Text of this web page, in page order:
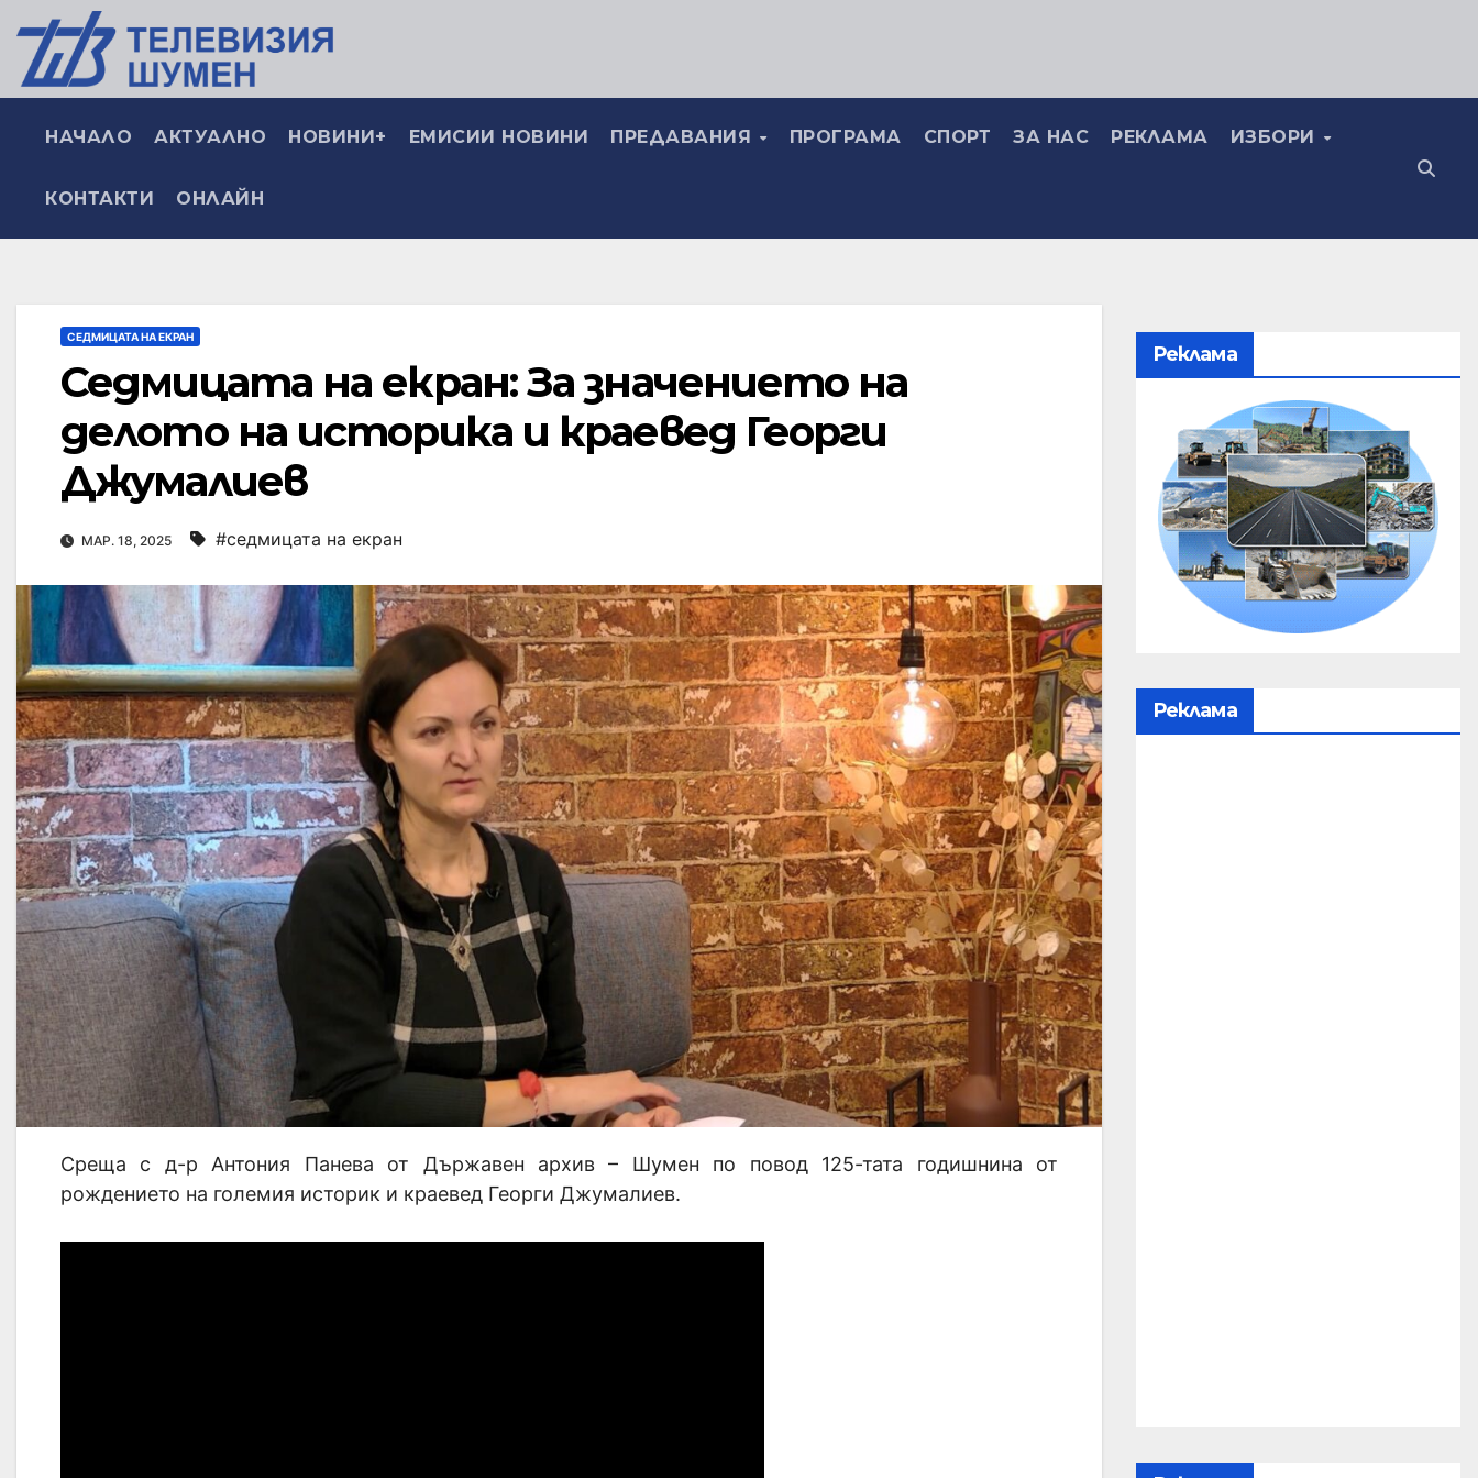
НАЧАЛО АКТУАЛНО НОВИНИ+ ЕМИСИИ НОВИНИ ПРЕДАВАНИЯ ПРОГРАМА СПОРТ ЗА НАС РЕКЛАМА ИЗБОРИ
КОНТАКТИ ОНЛАЙН
СЕДМИЦАТА НА ЕКРАН
Седмицата на екран: За значението на
делото на историка и краевед Георги
Джумалиев
МАР. 18, 2025 #седмицата на екран
Среща с д-р Антония Панева от Държавен архив – Шумен по повод 125-тата годишнина от
рождението на големия историк и краевед Георги Джумалиев.
Реклама
Реклама